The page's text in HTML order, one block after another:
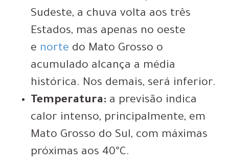
Sudeste, a chuva volta aos três
Estados, mas apenas no oeste
e norte do Mato Grosso o
acumulado alcança a média
histórica. Nos demais, será inferior.
Temperatura: a previsão indica
calor intenso, principalmente, em
Mato Grosso do Sul, com máximas
próximas aos 40°C.